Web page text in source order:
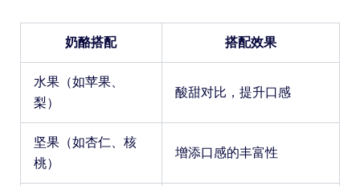
奶酪搭配 搭配效果
水果（如苹果、
梨）
酸甜对比，提升口感
坚果（如杏仁、核
桃）
增添口感的丰富性